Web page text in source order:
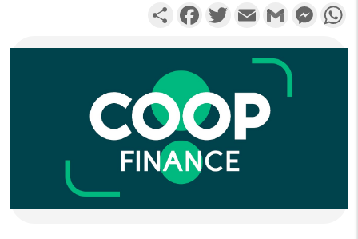
PartagerFacebookTwitterEmail Gmail